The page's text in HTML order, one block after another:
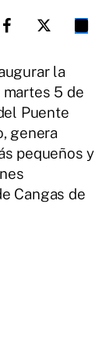
la
5 de
Puente
genera
pequeños y
Cangas de